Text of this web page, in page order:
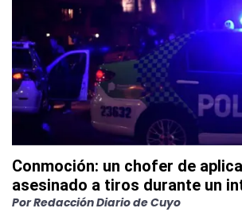
Conmoción: un chofer de
asesinado a tiros durante un
PorRedacción Diario de Cuyo